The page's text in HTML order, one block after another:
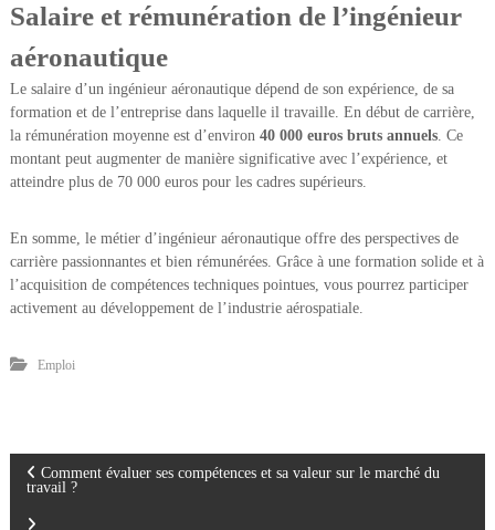
Salaire et rémunération de l’ingénieur
aéronautique
Le salaire d’un ingénieur aéronautique dépend de son expérience, de sa
formation et de l’entreprise dans laquelle il travaille. En début de carrière,
la rémunération moyenne est d’environ 40 000 euros bruts annuels. Ce
montant peut augmenter de manière significative avec l’expérience, et
atteindre plus de 70 000 euros pour les cadres supérieurs.
En somme, le métier d’ingénieur aéronautique offre des perspectives de
carrière passionnantes et bien rémunérées. Grâce à une formation solide et à
l’acquisition de compétences techniques pointues, vous pourrez participer
activement au développement de l’industrie aérospatiale.
Emploi
N Comment évaluer ses compétences et sa valeur sur le marché du
travail ?